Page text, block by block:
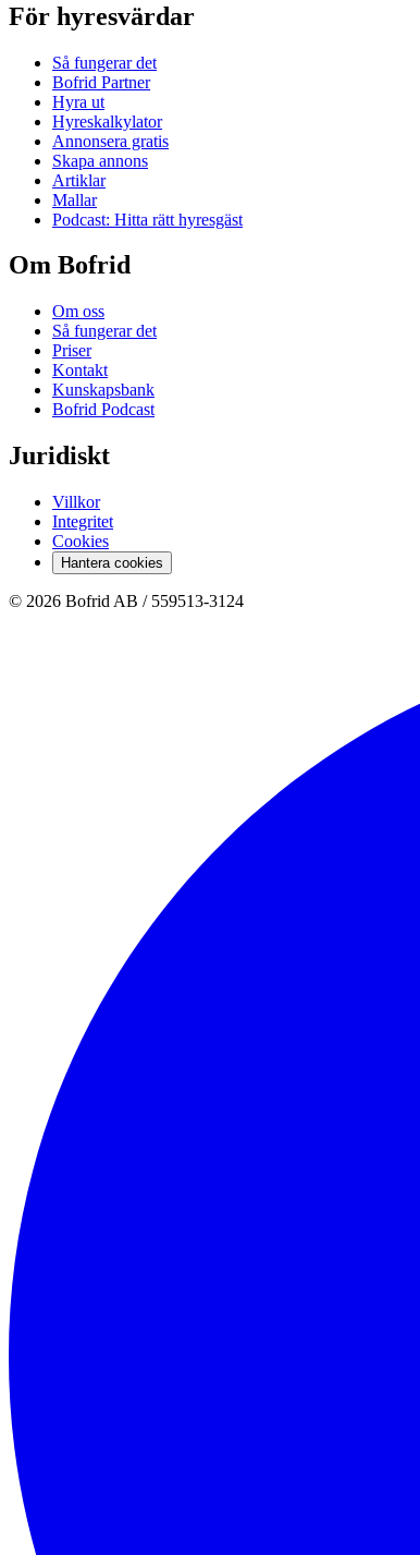
För hyresvärdar
Så fungerar det
Bofrid Partner
Hyra ut
Hyreskalkylator
Annonsera gratis
Skapa annons
Artiklar
Mallar
Podcast: Hitta rätt hyresgäst
Om Bofrid
Om oss
Så fungerar det
Priser
Kontakt
Kunskapsbank
Bofrid Podcast
Juridiskt
Villkor
Integritet
Cookies
Hantera cookies
© 2026 Bofrid AB / 559513-3124